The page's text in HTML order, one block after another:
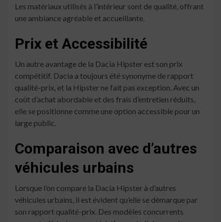
Les matériaux utilisés à l’intérieur sont de qualité, offrant
une ambiance agréable et accueillante.
Prix et Accessibilité
Un autre avantage de la Dacia Hipster est son prix
compétitif. Dacia a toujours été synonyme de rapport
qualité-prix, et la Hipster ne fait pas exception. Avec un
coût d’achat abordable et des frais d’entretien réduits,
elle se positionne comme une option accessible pour un
large public.
Comparaison avec d’autres
véhicules urbains
Lorsque l’on compare la Dacia Hipster à d’autres
véhicules urbains, il est évident qu’elle se démarque par
son rapport qualité-prix. Des modèles concurrents